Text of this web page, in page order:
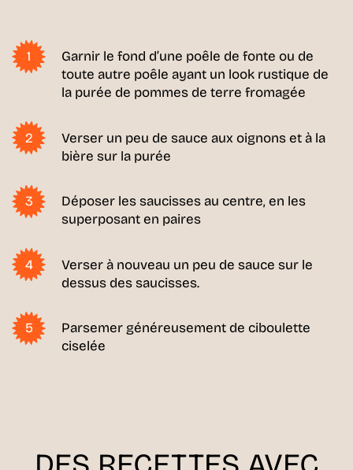
Garnir le fond d’une poêle de fonte ou de
toute autre poêle ayant un look rustique de
la purée de pommes de terre fromagée
Verser un peu de sauce aux oignons et à la
bière sur la purée
Déposer les saucisses au centre, en les
superposant en paires
Verser à nouveau un peu de sauce sur le
dessus des saucisses.
Parsemer généreusement de ciboulette
ciselée